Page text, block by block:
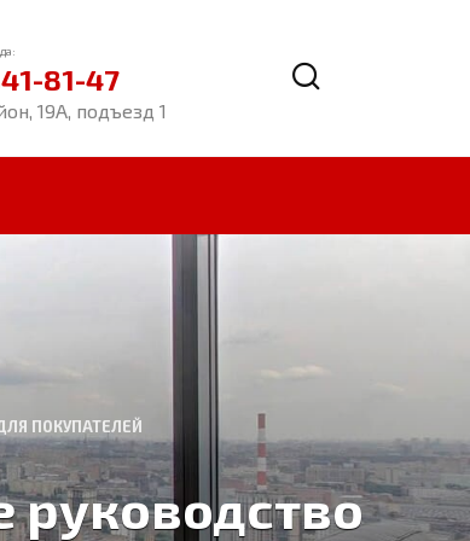
81-47
19А, подъезд 1
ПОКУПАТЕЛЕЙ